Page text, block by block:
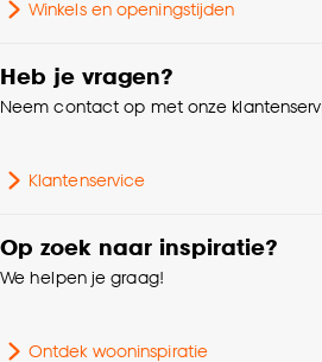
klikken.
Goed om te weten is dat je
kan aanpassen, bekijk hiervoor
Winkels en openingstijden
Heb je vragen?
Neem contact op met onze
Klantenservice
Op zoek naar inspiratie?
We helpen je graag!
Ontdek wooninspiratie